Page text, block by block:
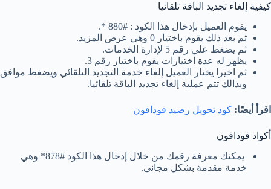
كيفية إلغاء تجديد الباقة تلقائيا
يقوم العميل بإدخال هذا الكود : #880 *.
ثم بعد ذلك يقوم باختيار 0 وهي عرض المزيد.
ثم يضغط علي رقم 5 لإدارة الخدمات.
يظهر له عدة اختيارات يقوم باختيار رقم 3.
ثم اخيرا يختار العميل إلغاء خدمة التجديد التلقائي ويضغط موافق
وبذالك تتم عملية إلغاء تجديد الباقة تلقائيا.
اقرأ أيضًا: كود تحويل رصيد فودافون
أكواد فودافون
يمكنك معرفة رقمك من خلال إدخال هذا الكود #878* وهي
خدمة مقدمة بشكل مجاني.